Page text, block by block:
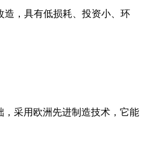
造，具有低损耗、投资小、环
采用欧洲先进制造技术，它能